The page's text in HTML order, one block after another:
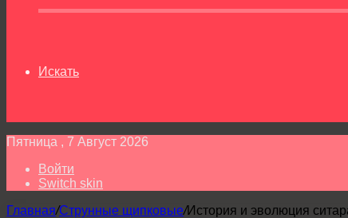
Искать
Пятница , 7 Август 2026
Войти
Switch skin
Главная/Струнные щипковые/История и эволюция